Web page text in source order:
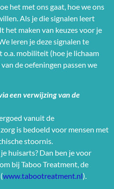
het met ons gaat, hoe we ons
Als je die signalen leert
het maken van keuzes voor je
leren je deze signalen te
mobiliteit (hoe je lichaam
de oefeningen passen we
een verwijzing van de
vanuit de
is bedoeld voor mensen met
stoornis.
huisarts? Dan ben je voor
bij Taboo Treatment, de
www.tabootreatment.nl).